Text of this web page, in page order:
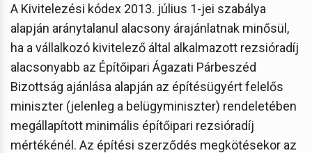
A Kivitelezési kódex 2013. július 1-jei szabálya
alapján aránytalanul alacsony árajánlatnak minősül,
ha a vállalkozó kivitelező által alkalmazott rezsióradíj
alacsonyabb az Építőipari Ágazati Párbeszéd
Bizottság ajánlása alapján az építésügyért felelős
miniszter (jelenleg a belügyminiszter) rendeletében
megállapított minimális építőipari rezsióradíj
mértékénél. Az építési szerződés megkötésekor az